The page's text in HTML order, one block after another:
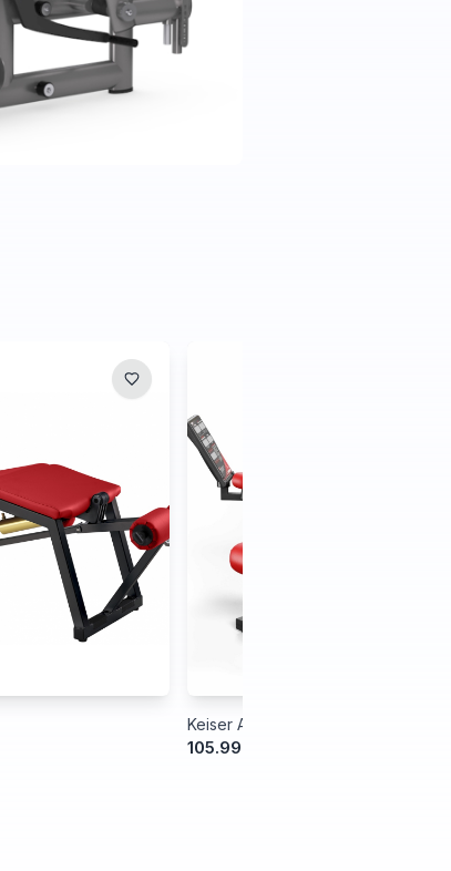
Keiser Air300 Leg Extension
105.999,00 kr.